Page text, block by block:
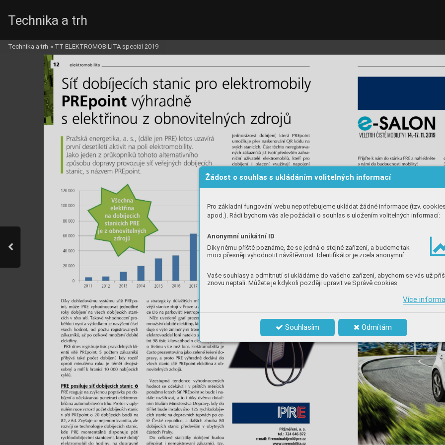
Žádost o souhlas s ukládáním volitelných informací
Pro základní fungování webu nepotřebujeme ukládat žádné informace (tzv.
apod.). Rádi bychom vás ale požádali o souhlas s uložením volitelných informací:
Anonymní unikátní ID
Díky němu příště poznáme, že se jedná o stejné zařízení, a budeme tak
moci přesněji vyhodnotit návštěvnost. Identifikátor je zcela anonymní.
Vaše souhlasy a odmítnutí si ukládáme do vašeho zařízení, abychom se vás už
znovu neptali. Můžete je kdykoli později upravit ve Správě cookies
Více
Souhlasím Odmítám
Technika a trh
Technika a trh » TT ELEKTROMOBILITA speciál 2019